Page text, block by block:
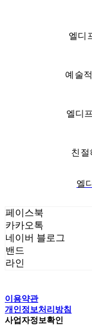
엘디
예술
엘디
친절
엘
페이스북
카카오톡
네이버 블로그
밴드
라인
이용약관
개인정보처리방침
사업자정보확인